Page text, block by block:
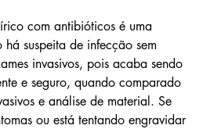
com antibióticos é uma
suspeita de infecção sem
invasivos, pois acaba sendo
e seguro, quando comparado
e análise de material. Se
ou está tentando engravidar